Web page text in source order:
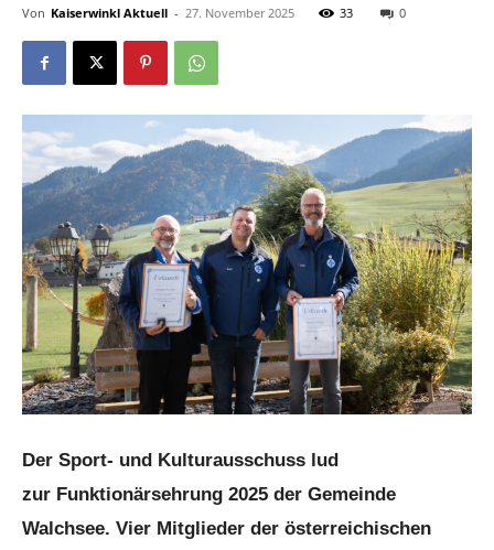
Von Kaiserwinkl Aktuell - 27. November 2025 33 0
Der Sport- und Kulturausschuss lud
zur Funktionärsehrung 2025 der Gemeinde
Walchsee. Vier Mitglieder der österreichischen